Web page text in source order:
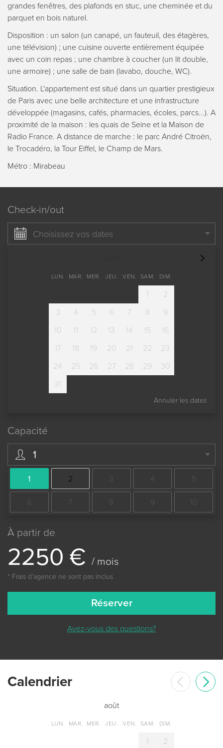
grandes fenêtres, des plafonds en stuc, une cheminée et du
parquet en bois naturel.
Disposition : un salon (un canapé, un fauteuil, des étagères,
une télévision) ; une cuisine ouverte entièrement équipée
avec un coin repas ; une chambre à coucher (un lit double,
une armoire) ; une salle de bain (lavabo, douche, WC).
Situation. L'appartement est situé dans un quartier prestigieux
de Paris avec une belle architecture et une infrastructure
développée (magasins, cafés, pharmacies, écoles, parcs...). A
proximité de la maison : les quais de Seine et la Maison de
Radio France. A distance de marche : le parc André Citroën,
le Trocadéro, la Tour Eiffel, le Champ de Mars.
Métro : Mirabeau
Check-in/out
Choisissez vos dates
LUN. MAR. MER. JEU. VEN. SAM. DIM.
1
2
3
4 5 6 7 8
9
10
11 12 13 14 15
16
17
18 19 20 21 22
23
24
25 26 27 28 29
30
31
Annuler les dates
Capacité
1
1 2 3 4 5
6 7 8 9 10
À partir de
2250 € / mois
* Frais dʼagence ne sont pas inclus
Réserver
Avez-vous des questions?
Сalendrier
août
LUN. MAR. MER. JEU. VEN. SAM. DIM.
1 2